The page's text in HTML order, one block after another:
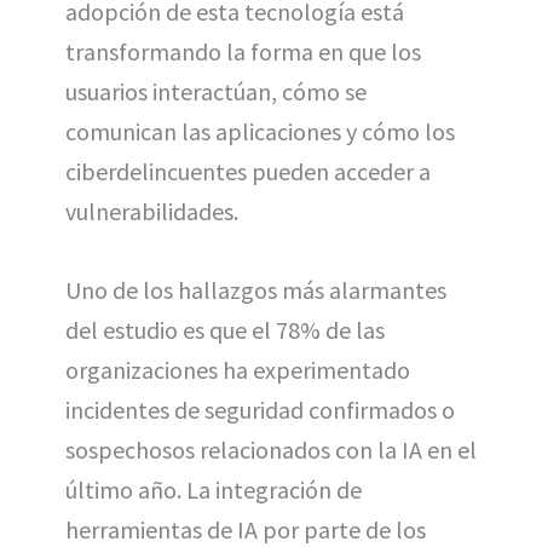
adopción de esta tecnología está
transformando la forma en que los
usuarios interactúan, cómo se
comunican las aplicaciones y cómo los
ciberdelincuentes pueden acceder a
vulnerabilidades.
Uno de los hallazgos más alarmantes
del estudio es que el 78% de las
organizaciones ha experimentado
incidentes de seguridad confirmados o
sospechosos relacionados con la IA en el
último año. La integración de
herramientas de IA por parte de los